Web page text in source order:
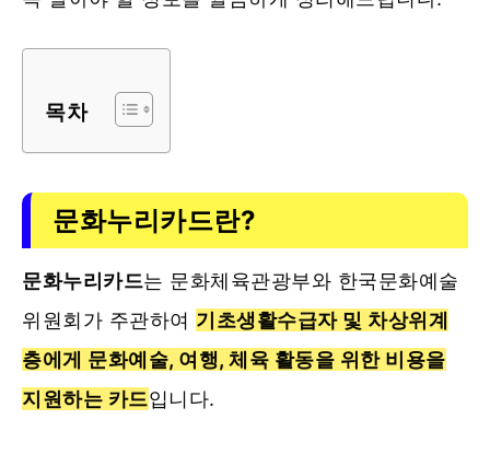
목차
문화누리카드란?
문화누리카드는 문화체육관광부와 한국문화예술
위원회가 주관하여 기초생활수급자 및 차상위계
층에게 문화예술, 여행, 체육 활동을 위한 비용을
지원하는 카드입니다.